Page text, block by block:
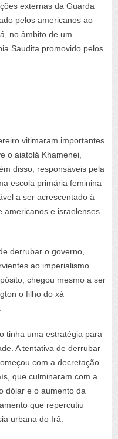
externas da Guarda
pelos americanos ao
no âmbito de um
Saudita promovido pelos
vitimaram importantes
o aiatolá Khamenei,
disso, responsáveis pela
escola primária feminina
a ser acrescentado à
americanos e israelenses
derrubar o governo,
ao imperialismo
chegou mesmo a ser
o filho do xá
tinha uma estratégia para
A tentativa de derrubar
com a decretação
que culminaram com a
dólar e o aumento da
que repercutiu
urbana do Irã.